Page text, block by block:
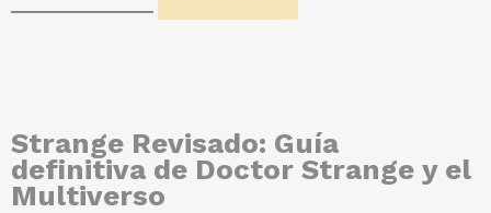
Strange Revisado: Guía
definitiva de Doctor Strange y el
Multiverso